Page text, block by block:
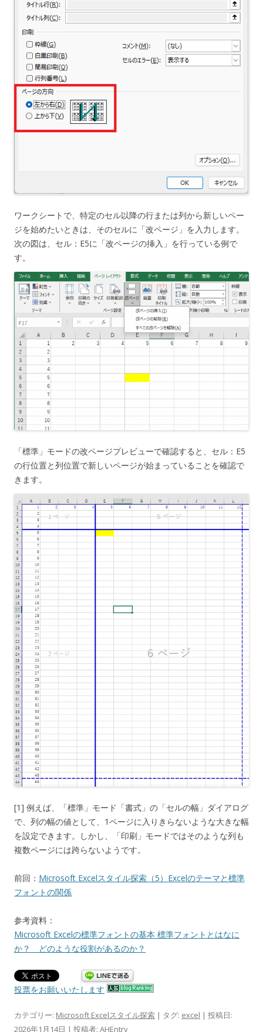
ワークシートで、特定のセル以降の行または列から新しいペー
ジを始めたいときは、そのセルに「改ページ」を入力します。
次の図は、セル：E5に「改ページの挿入」を行っている例で
す。
「標準」モードの改ページプレビューで確認すると、セル：E5
の行位置と列位置で新しいページが始まっていることを確認で
きます。
[1] 例えば、「標準」モード「書式」の「セルの幅」ダイアログ
で、列の幅の値として、1ページに入りきらないような大きな幅
を設定できます。しかし、「印刷」モードではそのような列も
複数ページには跨らないようです。
前回： Microsoft Excelスタイル探索（5）Excelのテーマと標準
フォントの関係
参考資料：
Microsoft Excelの標準フォントの基本 標準フォントとはなに
か？ どのような役割があるのか？
投票をお願いいたします
カテゴリー: Microsoft Excelスタイル探索 | タグ: excel | 投稿日:
2026年1月14日 | 投稿者: AHEntry